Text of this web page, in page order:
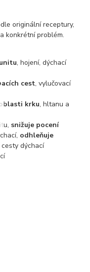
originální receptury,
konkrétní problém.
, hojení, dýchací
cest, vylučovací
krku, hltanu a
snižuje pocení
odhleňuje
dýchací